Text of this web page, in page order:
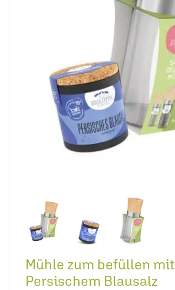
Mühle zum befüllen mit
Persischem Blausalz